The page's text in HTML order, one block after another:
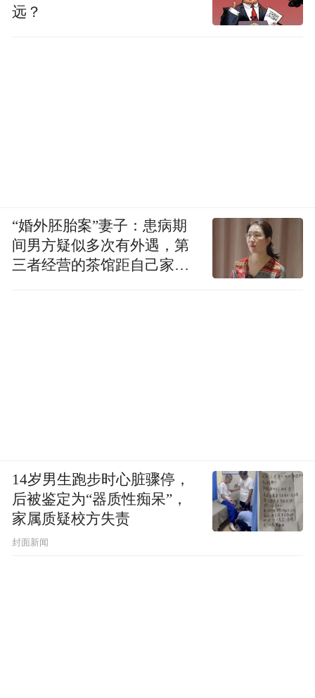
远？
“婚外胚胎案”妻子：患病期
间男方疑似多次有外遇，第
三者经营的茶馆距自己家步
14岁男生跑步时心脏骤停，
后被鉴定为“器质性痴呆”，
家属质疑校方失责
封面新闻